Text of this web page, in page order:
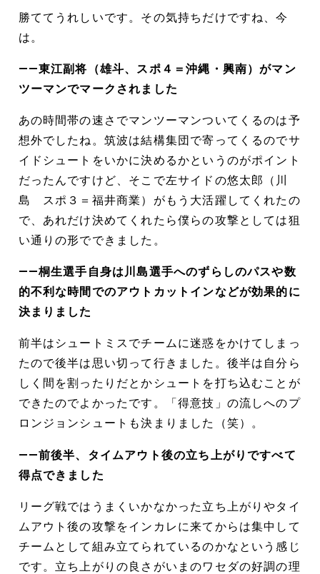
勝ててうれしいです。その気持ちだけですね、今
は。
――東江副将（雄斗、スポ４＝沖縄・興南）がマン
ツーマンでマークされました
あの時間帯の速さでマンツーマンついてくるのは予
想外でしたね。筑波は結構集団で寄ってくるのでサ
イドシュートをいかに決めるかというのがポイント
だったんですけど、そこで左サイドの悠太郎（川
島 スポ３＝福井商業）がもう大活躍してくれたの
で、あれだけ決めてくれたら僕らの攻撃としては狙
い通りの形でできました。
――桐生選手自身は川島選手へのずらしのパスや数
的不利な時間でのアウトカットインなどが効果的に
決まりました
前半はシュートミスでチームに迷惑をかけてしまっ
たので後半は思い切って行きました。後半は自分ら
しく間を割ったりだとかシュートを打ち込むことが
できたのでよかったです。「得意技」の流しへのプ
ロンジョンシュートも決まりました（笑）。
――前後半、タイムアウト後の立ち上がりですべて
得点できました
リーグ戦ではうまくいかなかった立ち上がりやタイ
ムアウト後の攻撃をインカレに来てからは集中して
チームとして組み立てられているのかなという感じ
です。立ち上がりの良さがいまのワセダの好調の理